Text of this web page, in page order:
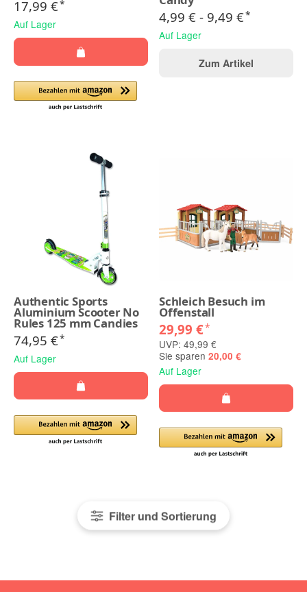
Filter und Sortierung
17,99 €*
Auf Lager 4,99 € - 9,49 €*
Auf Lager
Zum Artikel
Authentic Sports
Aluminium Scooter No
Rules 125 mm Candies
74,95 €*
Auf Lager
Schleich Besuch im
Offenstall
29,99 €*
UVP: 49,99 €
Sie sparen 20,00 €
Auf Lager